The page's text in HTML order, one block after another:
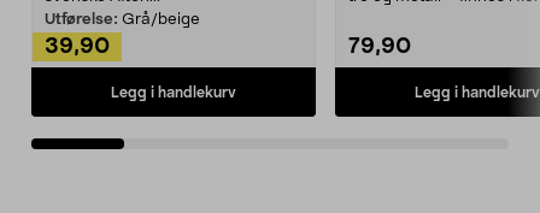
Utførelse: Grå/beige
39,90
Legg i handlekurv
79,90
Legg i handlekurv